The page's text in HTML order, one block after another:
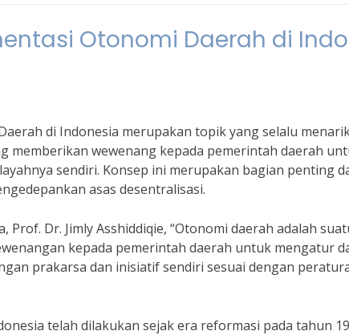
Otonomi Daerah di
di Indonesia merupakan topik yang selalu
memberikan wewenang kepada pemerintah daerah
sendiri. Konsep ini merupakan bagian penting
asas desentralisasi.
Dr. Jimly Asshiddiqie, “Otonomi daerah adalah
kepada pemerintah daerah untuk mengatur
prakarsa dan inisiatif sendiri sesuai dengan
telah dilakukan sejak era reformasi pada tahun